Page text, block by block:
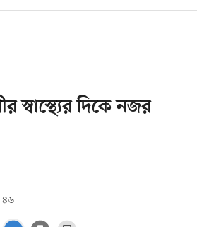
স্বাস্থ্যের দিকে নজর
৪৬